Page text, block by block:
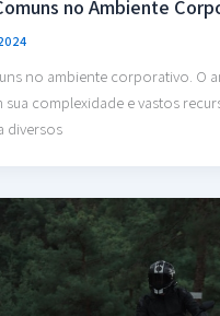
no Ambiente
no ambiente corporativo. O
complexidade e vastos
diversos